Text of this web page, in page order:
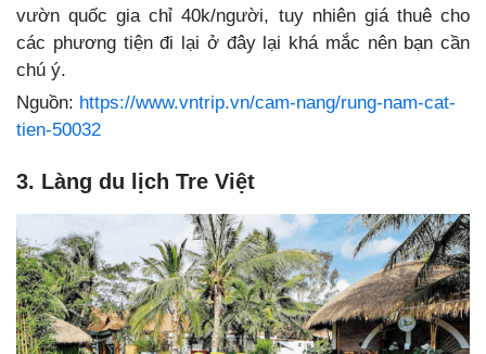
vườn quốc gia chỉ 40k/người, tuy nhiên giá thuê cho
các phương tiện đi lại ở đây lại khá mắc nên bạn cần
chú ý.
Nguồn: https://www.vntrip.vn/cam-nang/rung-nam-cat-
tien-50032
3. Làng du lịch Tre Việt